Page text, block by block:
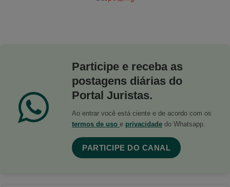
Participe e receba as
postagens diárias do
Portal Juristas.
Ao entrar você está ciente e de acordo com os
termos de uso e privacidade do Whatsapp.
PARTICIPE DO CANAL